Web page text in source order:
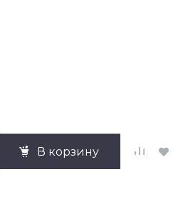
В корзину